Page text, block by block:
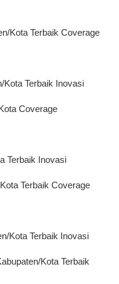
Kota Terbaik Coverage
Kota Terbaik Inovasi
Coverage
Terbaik Inovasi
Terbaik Coverage
Kota Terbaik Inovasi
Kota Terbaik